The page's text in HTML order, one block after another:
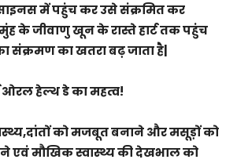
में पहुंच कर उसे संक्रमित कर
के जीवाणु खून के रास्ते हार्ट तक पहुंच
संक्रमण का खतरा बढ़ जाता है|
ओरल हेल्थ डे का महत्व!
को मजबूत बनाने और मसूड़ों को
एवं मौखिक स्वास्थ्य की देखभाल को